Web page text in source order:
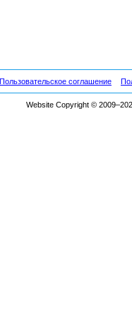
Пользовательское соглашение
Website Copyright ©